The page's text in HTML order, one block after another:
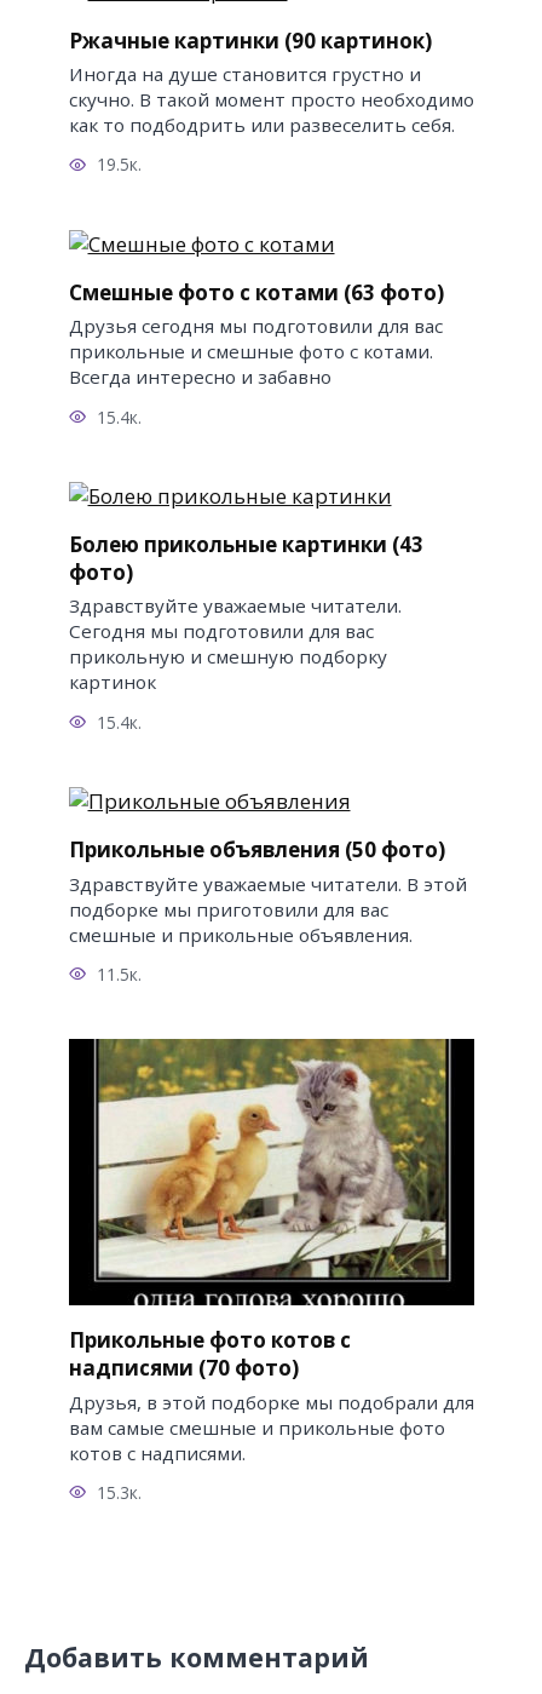
Ржачные картинки (90 картинок)
Иногда на душе становится грустно и
скучно. В такой момент просто необходимо
как то подбодрить или развеселить себя.
19.5к.
Смешные фото с котами (63 фото)
Друзья сегодня мы подготовили для вас
прикольные и смешные фото с котами.
Всегда интересно и забавно
15.4к.
Болею прикольные картинки (43
фото)
Здравствуйте уважаемые читатели.
Сегодня мы подготовили для вас
прикольную и смешную подборку
картинок
15.4к.
Прикольные объявления (50 фото)
Здравствуйте уважаемые читатели. В этой
подборке мы приготовили для вас
смешные и прикольные объявления.
11.5к.
Прикольные фото котов с
надписями (70 фото)
Друзья, в этой подборке мы подобрали для
вам самые смешные и прикольные фото
котов с надписями.
15.3к.
Добавить комментарий